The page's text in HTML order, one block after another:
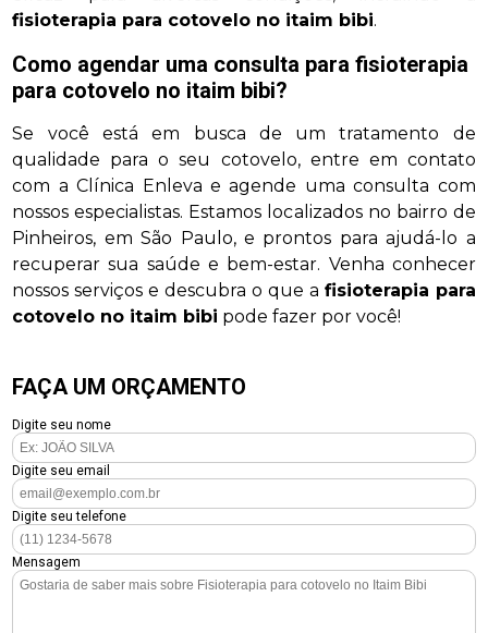
fisioterapia para cotovelo no itaim bibi.
Como agendar uma consulta parafisioterapia
para cotovelo no itaim bibi?
Se você está em busca de um tratamento de
qualidade para o seu cotovelo, entre em contato
com a Clínica Enleva e agende uma consulta com
nossos especialistas. Estamos localizados no bairro de
Pinheiros, em São Paulo, e prontos para ajudá-lo a
recuperar sua saúde e bem-estar. Venha conhecer
nossos serviços e descubra o que a fisioterapia para
cotovelo no itaim bibi pode fazer por você!
FAÇA UM ORÇAMENTO
Digite seu nome
Digite seu email
Digite seu telefone
Mensagem